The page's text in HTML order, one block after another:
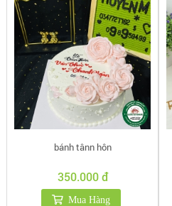
bánh tânn hôn
350.000 đ
Mua Hàng